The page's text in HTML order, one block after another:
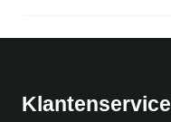
Klantenservice